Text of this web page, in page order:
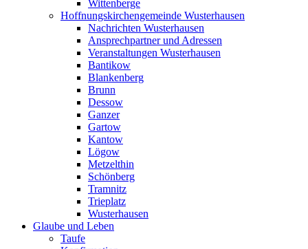
Wittenberge
Hoffnungskirchengemeinde Wusterhausen
Nachrichten Wusterhausen
Ansprechpartner und Adressen
Veranstaltungen Wusterhausen
Bantikow
Blankenberg
Brunn
Dessow
Ganzer
Gartow
Kantow
Lögow
Metzelthin
Schönberg
Tramnitz
Trieplatz
Wusterhausen
Glaube und Leben
Taufe